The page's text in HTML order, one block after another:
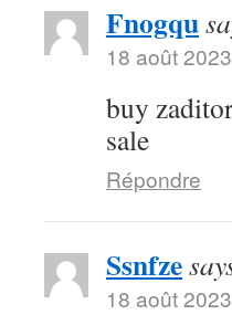
Fnogqu
18 août
buy
sale
Répondre
Ssnfze
18 août